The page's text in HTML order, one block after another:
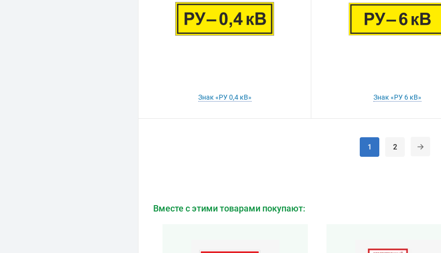
Знак «РУ 0,4 кВ» Знак «РУ 6 кВ»
1 2
Вместе с этими товарами покупают: